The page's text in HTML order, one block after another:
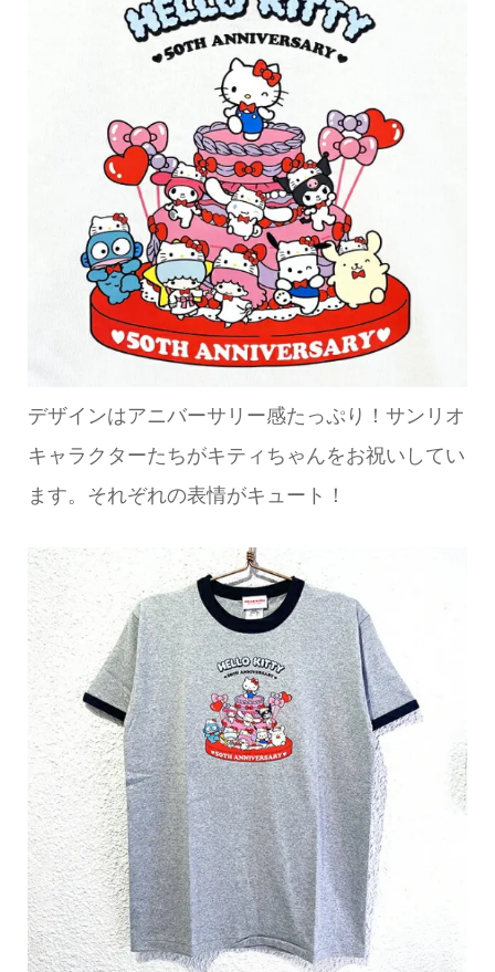
デザインはアニバーサリー感たっぷり！サンリオ
キャラクターたちがキティちゃんをお祝いしてい
ます。それぞれの表情がキュート！